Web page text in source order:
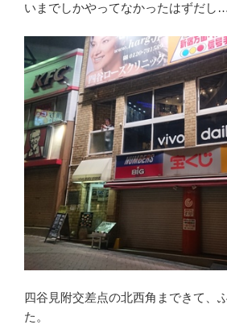
いまでしかやってなかったはずだし…
四谷見附交差点の北西角まできて、
た。